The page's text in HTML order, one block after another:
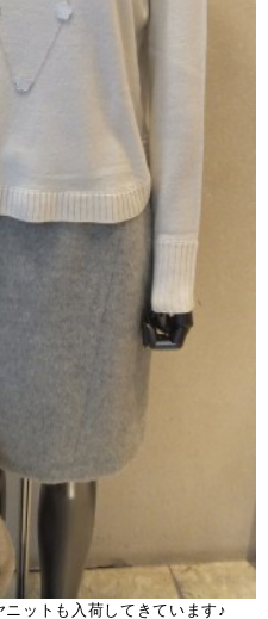
ットも入荷してきています♪